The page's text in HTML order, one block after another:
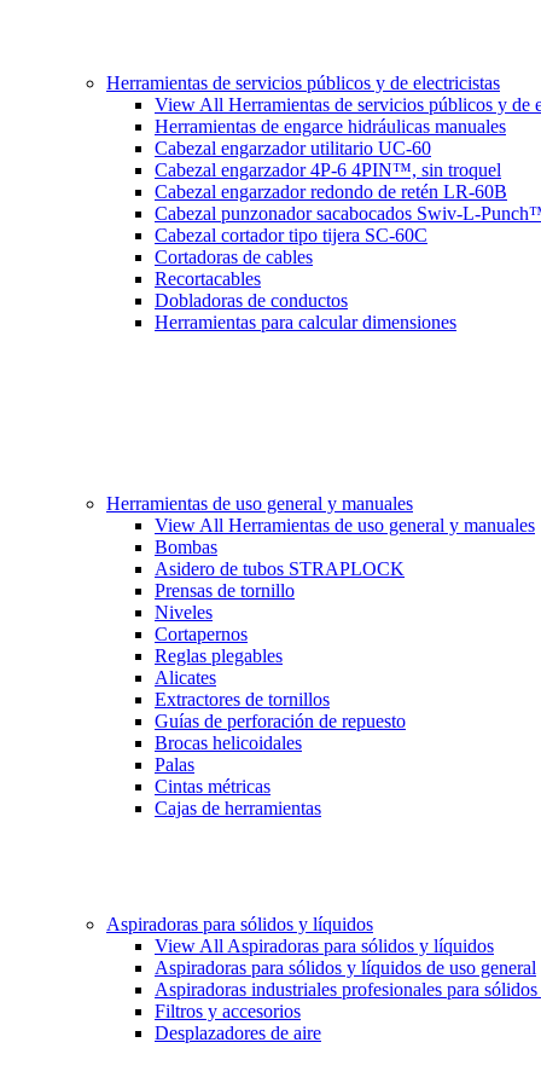
Herramientas de servicios públicos y de electricistas
View All Herramientas de servicios públicos y de
Herramientas de engarce hidráulicas manuales
Cabezal engarzador utilitario UC-60
Cabezal engarzador 4P-6 4PIN™, sin troquel
Cabezal engarzador redondo de retén LR-60B
Cabezal punzonador sacabocados Swiv-L-
Cabezal cortador tipo tijera SC-60C
Cortadoras de cables
Recortacables
Dobladoras de conductos
Herramientas para calcular dimensiones
Herramientas de uso general y manuales
View All Herramientas de uso general y manuales
Bombas
Asidero de tubos STRAPLOCK
Prensas de tornillo
Niveles
Cortapernos
Reglas plegables
Alicates
Extractores de tornillos
Guías de perforación de repuesto
Brocas helicoidales
Palas
Cintas métricas
Cajas de herramientas
Aspiradoras para sólidos y líquidos
View All Aspiradoras para sólidos y líquidos
Aspiradoras para sólidos y líquidos de uso general
Aspiradoras industriales profesionales para
Filtros y accesorios
Desplazadores de aire